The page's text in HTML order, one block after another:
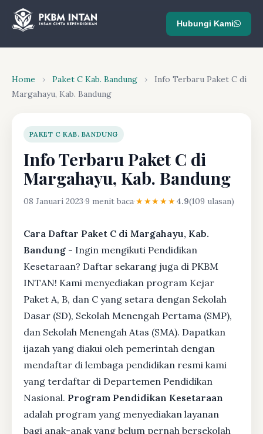
Hubungi Kami
Home › Paket C Kab. Bandung ›
Info Terbaru Paket C di
Margahayu, Kab. Bandung
PAKET C KAB. BANDUNG
Info Terbaru Paket C di
Margahayu, Kab. Bandung
08 Januari 2023·9 menit baca·★★★★★4.9(109 ulasan)
Cara Daftar Paket C di Margahayu, Kab.
Bandung - Ingin mengikuti Pendidikan
Kesetaraan? Daftar sekarang juga di PKBM
INTAN! Kami menyediakan program Kejar
Paket A, B, dan C yang setara dengan Sekolah
Dasar (SD), Sekolah Menengah Pertama (SMP),
dan Sekolah Menengah Atas (SMA). Dapatkan
ijazah yang diakui oleh pemerintah dengan
mendaftar di lembaga pendidikan resmi kami
yang terdaftar di Departemen Pendidikan
Nasional. Program Pendidikan Kesetaraan
adalah program yang menyediakan layanan
bagi anak-anak yang belum pernah bersekolah